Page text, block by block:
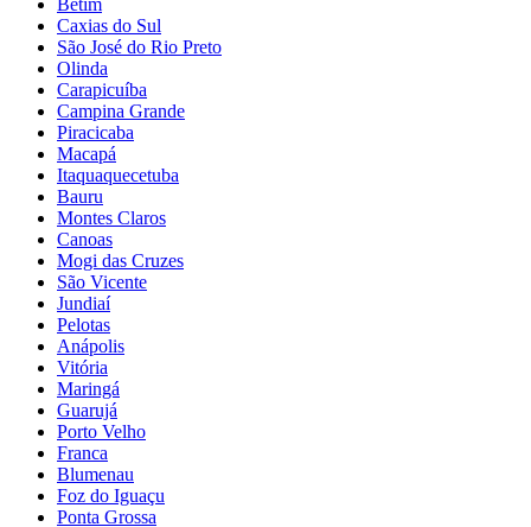
Betim
Caxias do Sul
São José do Rio Preto
Olinda
Carapicuíba
Campina Grande
Piracicaba
Macapá
Itaquaquecetuba
Bauru
Montes Claros
Canoas
Mogi das Cruzes
São Vicente
Jundiaí
Pelotas
Anápolis
Vitória
Maringá
Guarujá
Porto Velho
Franca
Blumenau
Foz do Iguaçu
Ponta Grossa